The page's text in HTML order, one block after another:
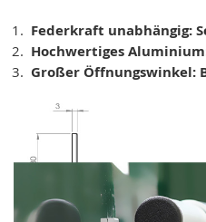
Federkraft unabhängig:
Hochwertiges
Großer Öffnungswinkel: